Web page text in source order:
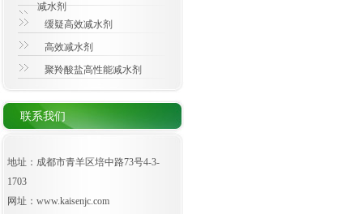
减水剂
缓疑高效减水剂
高效减水剂
聚羚酸盐高性能减水剂
联系我们
地址：成都市青羊区培中路73号4-3-
1703
网址： www.kaisenjc.com